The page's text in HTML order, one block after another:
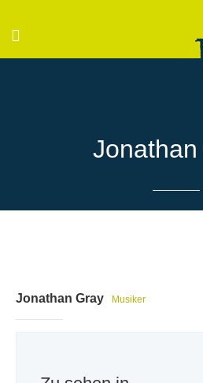
Jonathan Gray Musiker